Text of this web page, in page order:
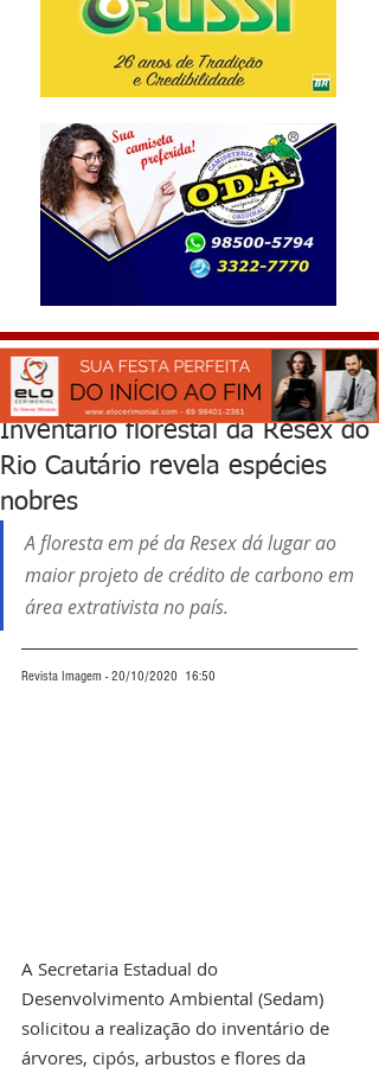
Inventário florestal da Resex do
Rio Cautário revela espécies
nobres
A floresta em pé da Resex dá lugar ao
maior projeto de crédito de carbono em
área extrativista no país.
Revista Imagem - 20/10/2020  16:50
A Secretaria Estadual do
Desenvolvimento Ambiental (Sedam)
solicitou a realização do inventário de
árvores, cipós, arbustos e flores da